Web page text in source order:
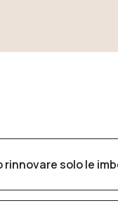
rinnovare solo le
sostituire o